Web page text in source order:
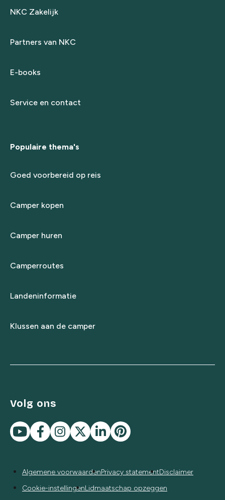
NKC Zakelijk
Partners van NKC
E-books
Service en contact
Populaire thema's
Goed voorbereid op reis
Camper kopen
Camper huren
Camperroutes
Landeninformatie
Klussen aan de camper
Volg ons
Algemene voorwaardenPrivacy statementDisclaimer
Cookie-instellingenLidmaatschap opzeggen